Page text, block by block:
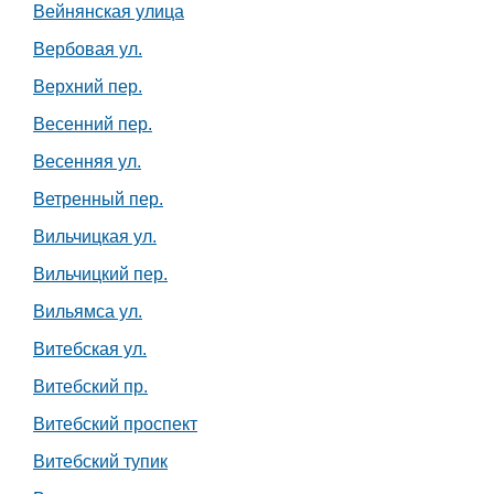
Вейнянская улица
Вербовая ул.
Верхний пер.
Весенний пер.
Весенняя ул.
Ветренный пер.
Вильчицкая ул.
Вильчицкий пер.
Вильямса ул.
Витебская ул.
Витебский пр.
Витебский проспект
Витебский тупик